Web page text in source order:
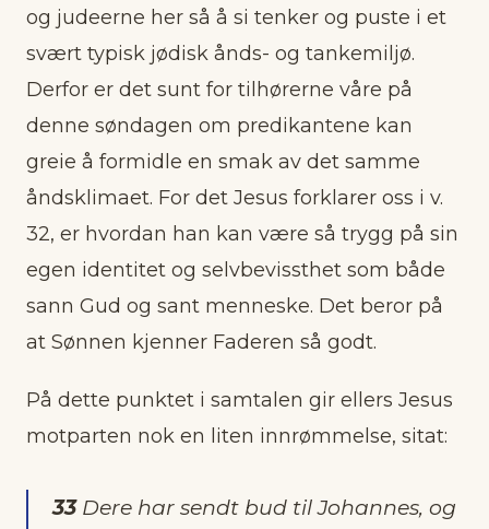
og judeerne her så å si tenker og puste i et
svært typisk jødisk ånds- og tankemiljø.
Derfor er det sunt for tilhørerne våre på
denne søndagen om predikantene kan
greie å formidle en smak av det samme
åndsklimaet. For det Jesus forklarer oss i v.
32, er hvordan han kan være så trygg på sin
egen identitet og selvbevissthet som både
sann Gud og sant menneske. Det beror på
at Sønnen kjenner Faderen så godt.
På dette punktet i samtalen gir ellers Jesus
motparten nok en liten innrømmelse, sitat:
33Dere har sendt bud til Johannes, og